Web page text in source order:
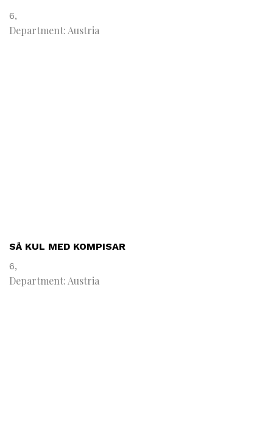
6,
Department: Austria
SÅ KUL MED KOMPISAR
6,
Department: Austria